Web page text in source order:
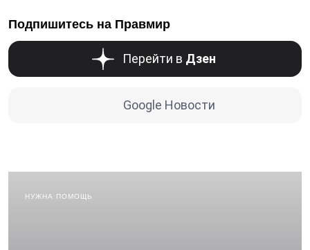
Подпишитесь на Правмир
Перейти в Дзен
Google Новости
НУЖНА ПОМОЩЬ